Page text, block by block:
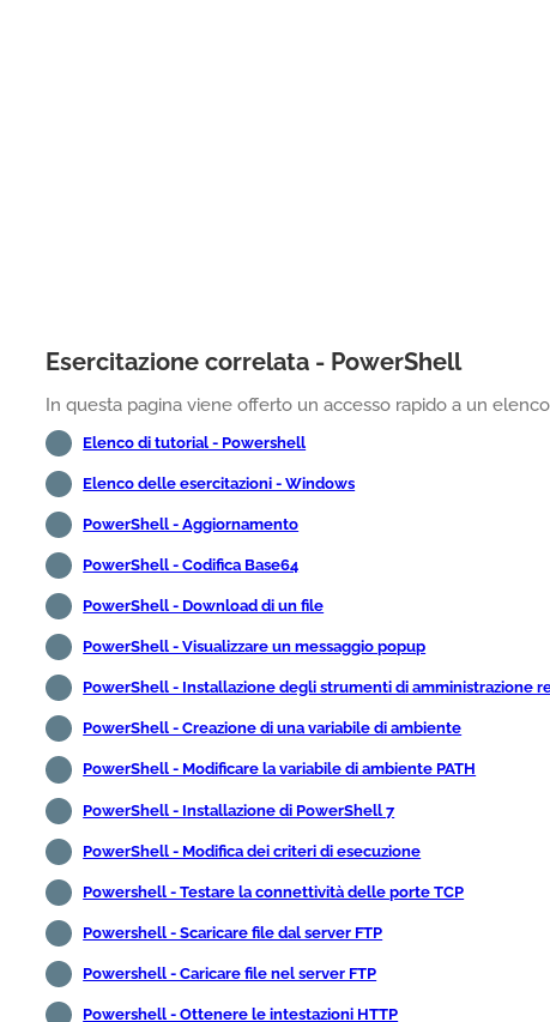
Esercitazione correlata - PowerShell
In questa pagina viene offerto un accesso rapido a un
Elenco di tutorial - Powershell
Elenco delle esercitazioni - Windows
PowerShell - Aggiornamento
PowerShell - Codifica Base64
PowerShell - Download di un file
PowerShell - Visualizzare un messaggio popup
PowerShell - Installazione degli strumenti di amministrazione
PowerShell - Creazione di una variabile di ambiente
PowerShell - Modificare la variabile di ambiente PATH
PowerShell - Installazione di PowerShell 7
PowerShell - Modifica dei criteri di esecuzione
Powershell - Testare la connettività delle porte TCP
Powershell - Scaricare file dal server FTP
Powershell - Caricare file nel server FTP
Powershell - Ottenere le intestazioni HTTP